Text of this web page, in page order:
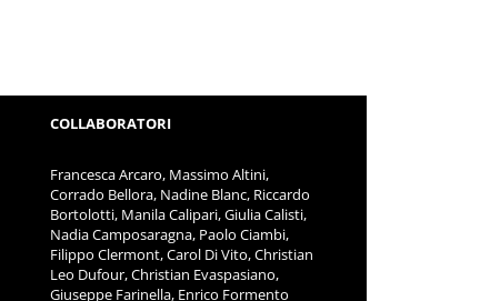
COLLABORATORI
Francesca Arcaro, Massimo Altini,
Corrado Bellora, Nadine Blanc, Riccardo
Bortolotti, Manila Calipari, Giulia Calisti,
Nadia Camposaragna, Paolo Ciambi,
Filippo Clermont, Carol Di Vito, Christian
Leo Dufour, Christian Evaspasiano,
Giuseppe Farinella, Enrico Formento